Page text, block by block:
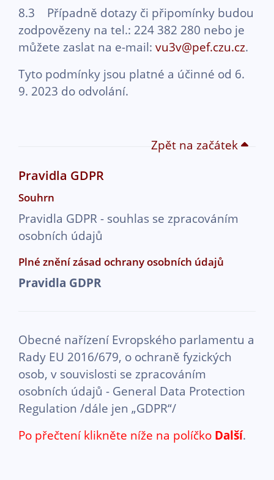
8.3 Případně dotazy či připomínky budou
zodpovězeny na tel.: 224 382 280 nebo je
můžete zaslat na e-mail: vu3v@pef.czu.cz.
Tyto podmínky jsou platné a účinné od 6.
9. 2023 do odvolání.
Zpět na začátek
Pravidla GDPR
Souhrn
Pravidla GDPR - souhlas se zpracováním
osobních údajů
Plné znění zásad ochrany osobních údajů
Pravidla GDPR
Obecné nařízení Evropského parlamentu a
Rady EU 2016/679, o ochraně fyzických
osob, v souvislosti se zpracováním
osobních údajů - General Data Protection
Regulation /dále jen „GDPR“/
Po přečtení klikněte níže na políčko Další.